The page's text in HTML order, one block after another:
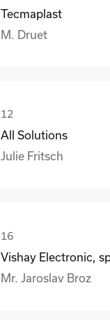
Tecmaplast
M. Druet
All Solutions
Julie Fritsch
Mr. Jaroslav Broz